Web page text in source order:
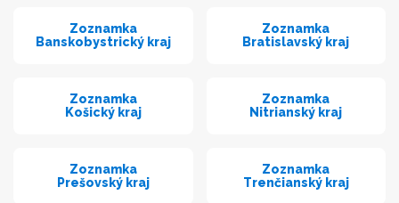
Zoznamka
Banskobystrický kraj
Zoznamka
Bratislavský kraj
Zoznamka
Košický kraj
Zoznamka
Nitrianský kraj
Zoznamka
Prešovský kraj
Zoznamka
Trenčianský kraj